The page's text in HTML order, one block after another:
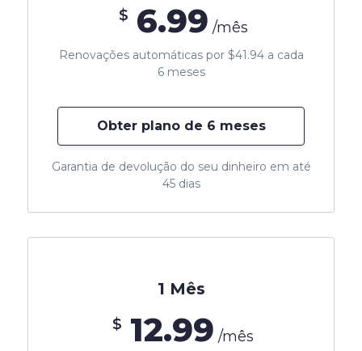
1 Mês
$ 12.99 /mês
$ 6.99 /mês
Renovações automáticas por $41.94 a cada
6 meses
Obter plano de 6 meses
Garantia de devolução do seu dinheiro em até
45 dias